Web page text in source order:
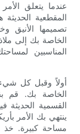
عندما يتعلق
المقطعية
تصميمها الأنيق
الخاصة بك إلى
المناسبين
أولاً وقبل كل
الخاصة بك. قم
القسمية الحديثة
ينتهي بك الأمر
مساحة كبيرة. خذ